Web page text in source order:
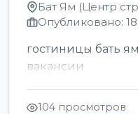
Бат Ям (Центр
Опубликовано:
гостиницы бать
вакансии
104 просмотров